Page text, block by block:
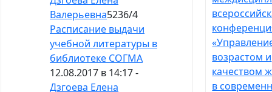
Валерьевна5236/4
Расписание выдачи
учебной литературы в
библиотеке СОГМА
12.08.2017 в 14:17 -
Дзгоева Елена
возрастом и
качеством
в